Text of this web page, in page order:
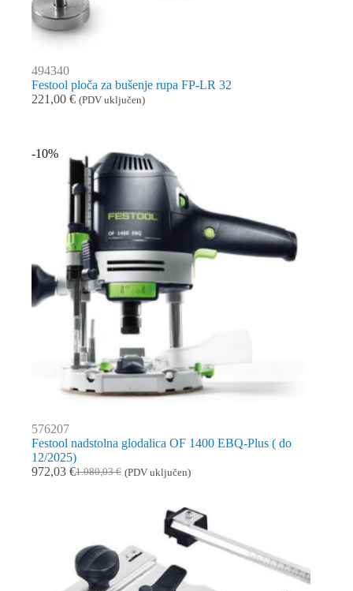
494340
Festool ploča za bušenje rupa FP-LR 32
221,00 € (PDV uključen)
-10%
576207
Festool nadstolna glodalica OF 1400 EBQ-Plus ( do
12/2025)
1.080,03€
Izvorna
972,03 €Trenutna (PDV uključen)